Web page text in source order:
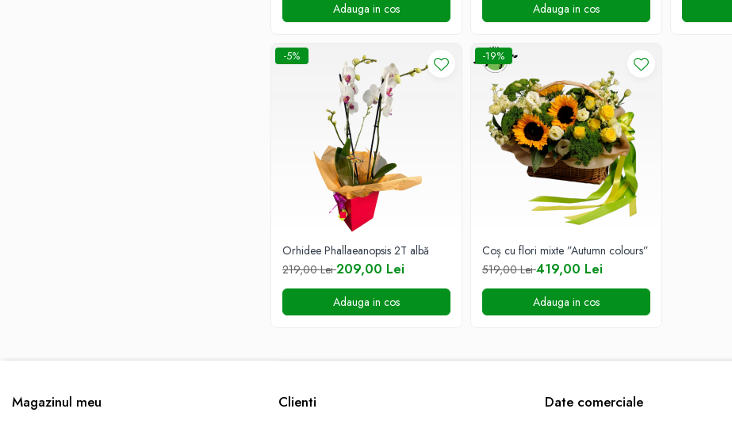
COȘURI TRANDAFIRI
Adauga in cos Adauga in cos
-5%
Orhidee Phallaeanopsis 2T albă
219,00 Lei209,00 Lei
Adauga in cos
-19%
Coș cu flori mixte ”Autumn colours”
519,00 Lei419,00 Lei
Adauga in cos
Magazinul meu Clienti Date comerciale